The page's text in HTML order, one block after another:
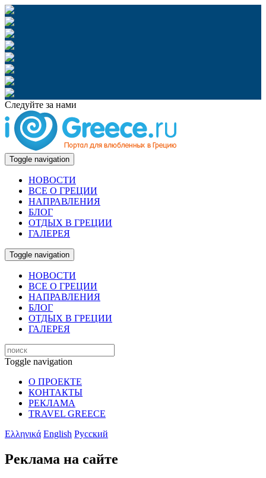
Следуйте за нами
Toggle navigation
НОВОСТИ
ВСЕ О ГРЕЦИИ
НАПРАВЛЕНИЯ
БЛОГ
ОТДЫХ В ГРЕЦИИ
ГАЛЕРЕЯ
Toggle navigation
НОВОСТИ
ВСЕ О ГРЕЦИИ
НАПРАВЛЕНИЯ
БЛОГ
ОТДЫХ В ГРЕЦИИ
ГАЛЕРЕЯ
Toggle navigation
О ПРОЕКТЕ
КОНТАКТЫ
РЕКЛАМА
TRAVEL GREECE
Ελληνικά English Русский
Реклама на сайте